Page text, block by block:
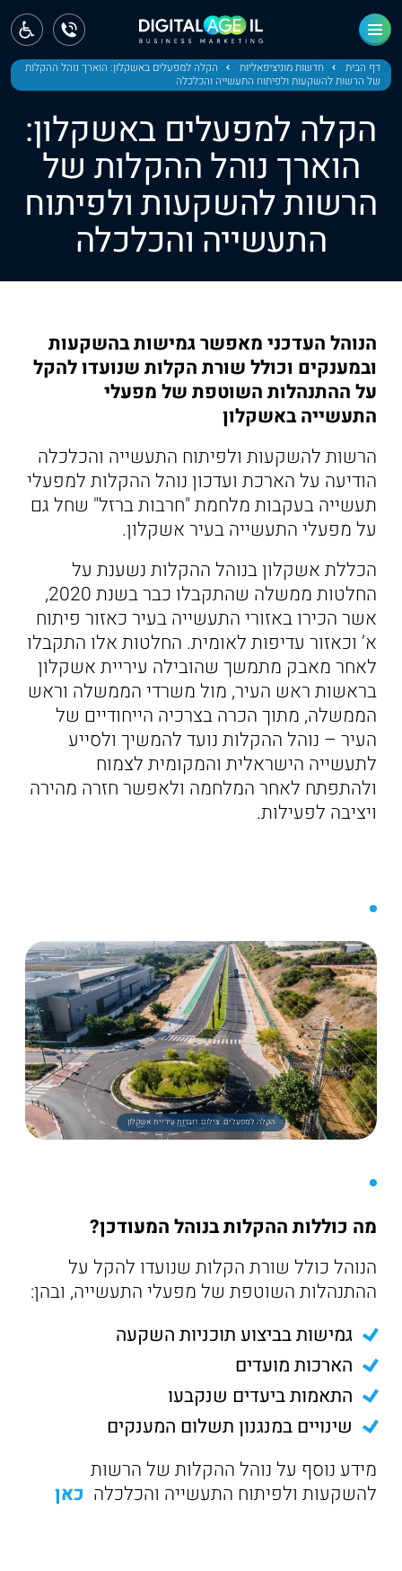
דף הבית חדשות מוניציפאליות
הקלה למפעלים באשקלון: הוארך נוהל ההקלות
של הרשות להשקעות ולפיתוח התעשייה והכלכלה
הקלה למפעלים באשקלון:
הוארך נוהל ההקלות של
הרשות להשקעות ולפיתוח
התעשייה והכלכלה
הנוהל העדכני מאפשר גמישות בהשקעות
ובמענקים וכולל שורת הקלות שנועדו להקל
על ההתנהלות השוטפת של מפעלי
התעשייה באשקלון
הרשות להשקעות ולפיתוח התעשייה והכלכלה
הודיעה על הארכת ועדכון נוהל ההקלות למפעלי
תעשייה בעקבות מלחמת "חרבות ברזל" שחל גם
על מפעלי התעשייה בעיר אשקלון.
הכללת אשקלון בנוהל ההקלות נשענת על
החלטות ממשלה שהתקבלו כבר בשנת 2020,
אשר הכירו באזורי התעשייה בעיר כאזור פיתוח
א’ וכאזור עדיפות לאומית. החלטות אלו התקבלו
לאחר מאבק מתמשך שהובילה עיריית אשקלון
בראשות ראש העיר, מול משרדי הממשלה וראש
הממשלה, מתוך הכרה בצרכיה הייחודיים של
העיר – נוהל ההקלות נועד להמשיך ולסייע
לתעשייה הישראלית והמקומית לצמוח
ולהתפתח לאחר המלחמה ולאפשר חזרה מהירה
ויציבה לפעילות.
הקלה למפעלים. צילום: דוברות עיריית אשקלון
מה כוללות ההקלות בנוהל המעודכן?
הנוהל כולל שורת הקלות שנועדו להקל על
ההתנהלות השוטפת של מפעלי התעשייה, ובהן:
גמישות בביצוע תוכניות השקעה
הארכות מועדים
התאמות ביעדים שנקבעו
שינויים במנגנון תשלום המענקים
מידע נוסף על נוהל ההקלות של הרשות
להשקעות ולפיתוח התעשייה והכלכלה כאן
ראשי
חדשות
מחוז חיפה
מחוז מרכז
מחוז דרום